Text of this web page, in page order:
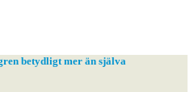
betydligt mer än själva